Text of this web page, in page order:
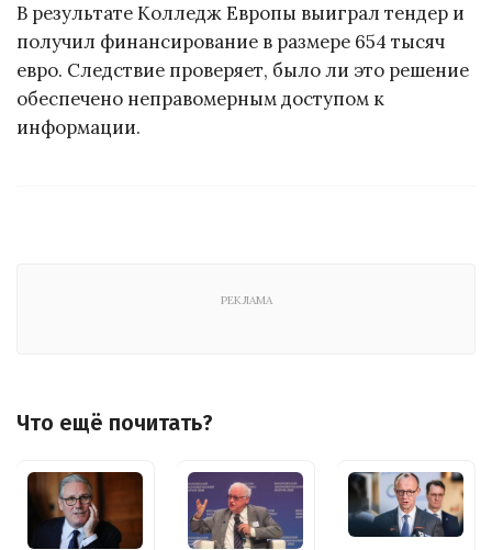
В результате Колледж Европы выиграл тендер и
получил финансирование в размере 654 тысяч
евро. Следствие проверяет, было ли это решение
обеспечено неправомерным доступом к
информации.
РЕКЛАМА
Что ещё почитать?